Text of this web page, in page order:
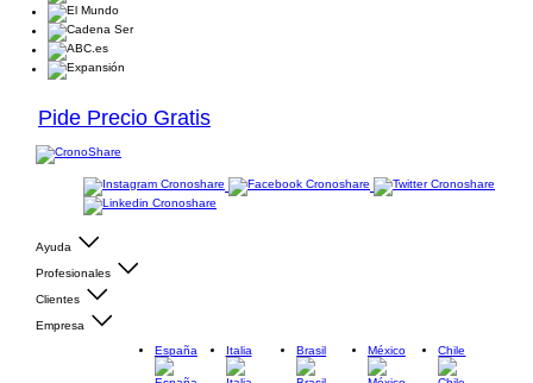
Pide Precio Gratis
Ayuda
Profesionales
Clientes
Empresa
España
Italia Brasil México Chile